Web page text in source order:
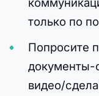
только по
Попросите
документы-
видео/